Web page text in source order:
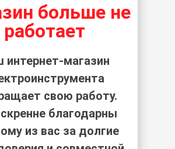
больше не
работает
интернет-магазин
свою работу.
благодарны
из вас за долгие